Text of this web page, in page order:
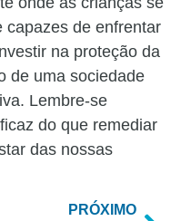
capazes de enfrentar
na proteção da
de uma sociedade
Lembre-se
do que remediar
das nossas
PRÓXIMO